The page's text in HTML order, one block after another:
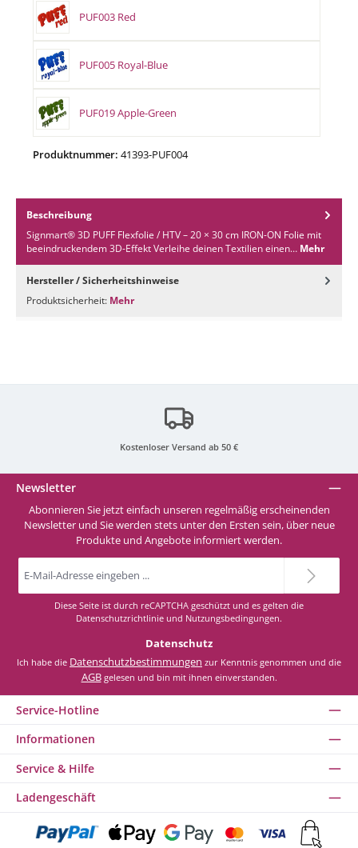
PUF003 Red
PUF005 Royal-Blue
PUF019 Apple-Green
Produktnummer: 41393-PUF004
Beschreibung
Signmart® 3D PUFF Flexfolie / HTV – 20 × 30 cm IRON-ON Folie mit
beeindruckendem 3D-Effekt Verleihe deinen Textilien einen… Mehr
Hersteller / Sicherheitshinweise
Produktsicherheit: Mehr
Kostenloser Versand ab 50 €
Newsletter
Abonnieren Sie jetzt einfach unseren regelmäßig erscheinenden
Newsletter und Sie werden stets unter den Ersten sein, über neue
Produkte und Angebote informiert werden.
Mail-
*
Diese Seite ist durch reCAPTCHA geschützt und es gelten die
Datenschutzrichtlinie und Nutzungsbedingungen.
Datenschutz
Ich habe die Datenschutzbestimmungen zur Kenntnis genommen und die
AGBgelesen und bin mit ihnen einverstanden.
Service-Hotline
Informationen
Service & Hilfe
Ladengeschäft